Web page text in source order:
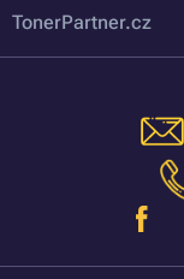
TonerPartner.cz